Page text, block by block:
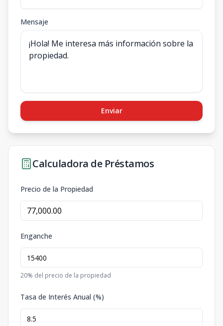
Mensaje
Enviar
Calculadora de Préstamos
Precio de la Propiedad
Enganche
20% del precio de la propiedad
Tasa de Interés Anual (%)